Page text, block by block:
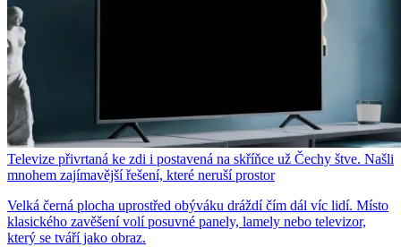
Televize přivrtaná ke zdi i postavená na skříňce už Čechy štve. Našli
mnohem zajímavější řešení, které neruší prostor
Velká černá plocha uprostřed obýváku dráždí čím dál víc lidí. Místo
klasického zavěšení volí posuvné panely, lamely nebo televizor,
který se tváří jako obraz.